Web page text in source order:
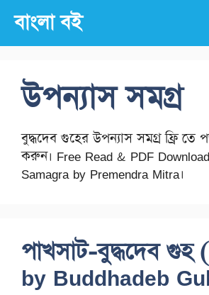
content
বাংলা বই
উপন্যাস সমগ্র
বুদ্ধদেব গুহের উপন্যাস সমগ্র ফ্রি
করুন। Free Read & PDF
Samagra by Premendra Mitra।
পাখসাট-বুদ্ধদেব গুহ
by Buddhadeb